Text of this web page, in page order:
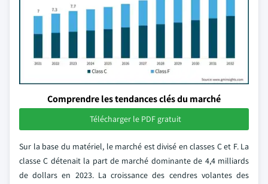
Comprendre les tendances clés du marché
Télécharger le PDF gratuit
Sur la base du matériel, le marché est divisé en classes C et F. La
classe C détenait la part de marché dominante de 4,4 milliards
de dollars en 2023. La croissance des cendres volantes des